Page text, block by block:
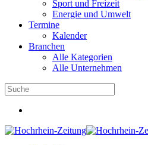
Sport und Freizeit
Energie und Umwelt
Termine
Kalender
Branchen
Alle Kategorien
Alle Unternehmen